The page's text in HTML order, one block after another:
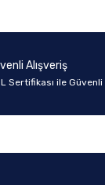
daha pahalı.
alternatifler olmalı.
Alışveriş
Sertifikası ile Güvenli